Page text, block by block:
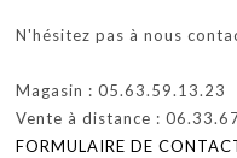
N'hésitez pas à nous
Magasin : 05.63.59.13.23
Vente à distance :
FORMULAIRE DE